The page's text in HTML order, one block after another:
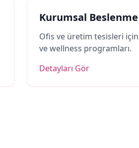
Kurumsal
Ofis ve üretim tesisleri
ve wellness programları.
Detayları Gör